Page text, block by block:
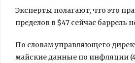
Эксперты полагают, что это
пределов в $47 сейчас баррель
По словам управляющего
майские данные по инфляции